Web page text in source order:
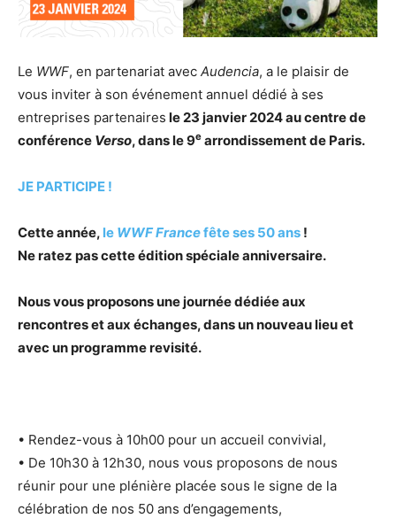
Le WWF, en partenariat avec Audencia, a le plaisir de
vous inviter à son événement annuel dédié à ses
entreprises partenaires le 23 janvier 2024 au centre de
conférence Verso, dans le 9e arrondissement de Paris.
JE PARTICIPE !
Cette année, le WWF Francefête ses 50 ans !
Ne ratez pas cette édition spéciale anniversaire.
Nous vous proposons une journée dédiée aux
rencontres et aux échanges, dans un nouveau lieu et
avec un programme revisité.
• Rendez-vous à 10h00 pour un accueil convivial,
• De 10h30 à 12h30, nous vous proposons de nous
réunir pour une plénière placée sous le signe de la
célébration de nos 50 ans d’engagements,